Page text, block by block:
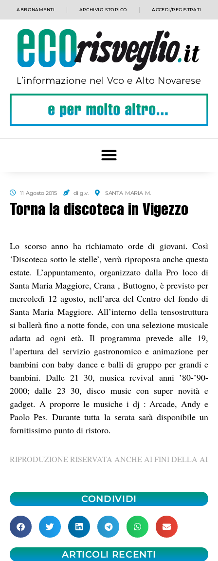
ABBONAMENTI ARCHIVIO STORICO ACCEDI/REGISTRATI
11 Agosto 2015 di g.v. SANTA MARIA M.
Torna la discoteca in Vigezzo
Lo scorso anno ha richiamato orde di giovani. Così
‘Discoteca sotto le stelle’, verrà riproposta anche questa
estate. L’appuntamento, organizzato dalla Pro loco di
Santa Maria Maggiore, Crana , Buttogno, è previsto per
mercoledì 12 agosto, nell’area del Centro del fondo di
Santa Maria Maggiore. All’interno della tensostruttura
si ballerà fino a notte fonde, con una selezione musicale
adatta ad ogni età. Il programma prevede alle 19,
l’apertura del servizio gastronomico e animazione per
bambini con baby dance e balli di gruppo per grandi e
bambini. Dalle 21 30, musica revival anni ’80-’90-
2000; dalle 23 30, disco music con super novità e
gadget. A proporre le musiche i dj : Arcade, Andy e
Paolo Pes. Durante tutta la serata sarà disponibile un
fornitissimo punto di ristoro.
RIPRODUZIONE RISERVATA ANCHE AI FINI DELLA AI
CONDIVIDI
ARTICOLI RECENTI